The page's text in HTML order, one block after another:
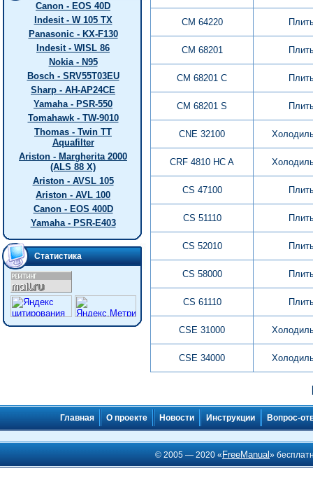
Canon - EOS 40D
Indesit - W 105 TX
Panasonic - KX-F130
Indesit - WISL 86
Nokia - N95
Bosch - SRV55T03EU
Sharp - AH-AP24CE
Yamaha - PSR-550
Tomahawk - TW-9010
Thomas - Twin TT
Aquafilter
Ariston - Margherita 2000
(ALS 88 X)
Ariston - AVSL 105
Ariston - AVL 100
Canon - EOS 400D
Yamaha - PSR-E403
Статистика
CM 64220
CM 68201
CM 68201 C
CM 68201 S
CNE 32100
CRF 4810 HC A
CS 47100
CS 51110
CS 52010
CS 58000
CS 61110
CSE 31000
CSE 34000
Главная О проекте Новости Инструкции Вопрос-
© 2005 — 2020 « FreeManual»